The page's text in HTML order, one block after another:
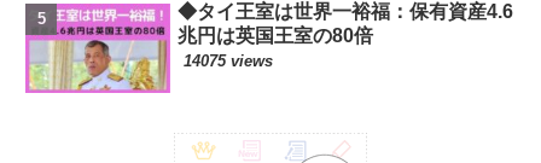
◆タイ王室は世界一裕福：保有資産4.6
兆円は英国王室の80倍
14075 views